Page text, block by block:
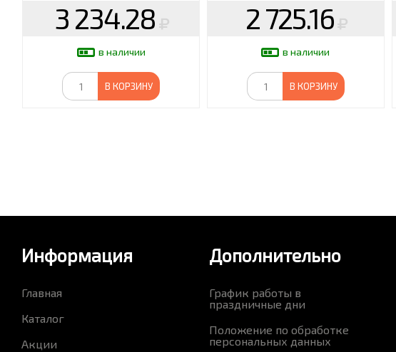
3 234.28
в наличии
В КОРЗИНУ
2 725.16
в наличии
В КОРЗИНУ
Информация
Главная
Каталог
Акции
Дополнительно
График работы в
праздничные дни
Положение по обработке
персональных данных